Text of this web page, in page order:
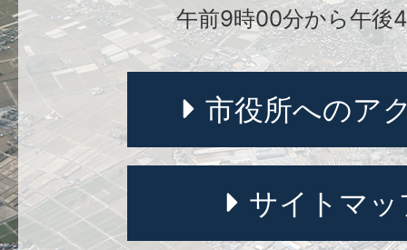
午前9時00分から午後
市役所へのア
サイトマッ